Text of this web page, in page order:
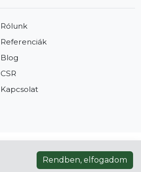
Rólunk
Referenciák
Blog
CSR
Kapcsolat
• Adatvédelmi tájékoztató
Rendben, elfogadom